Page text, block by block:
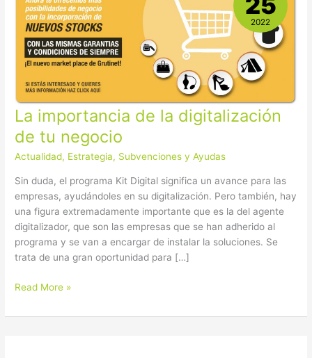
La importancia de la digitalización
de tu negocio
Actualidad, Estrategia, Subvenciones y Ayudas
Sin duda, el programa Kit Digital significa un avance para las
empresas, ayudándoles en su digitalización. Pero también, hay
una figura extremadamente importante que es la del agente
digitalizador, que son las empresas que se han adherido al
programa y se van a encargar de instalar la soluciones. Se
trata de una gran oportunidad para […]
de
digitalización
negocio
Read More »
2022